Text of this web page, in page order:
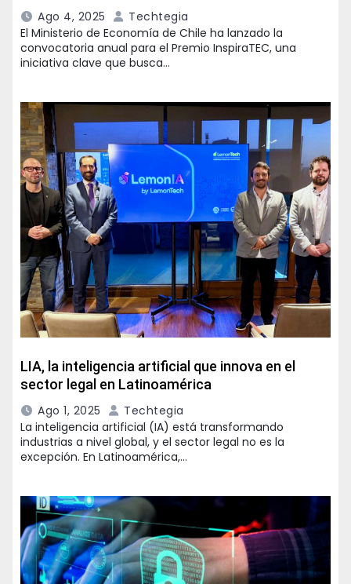
Ago 4, 2025
Techtegia
El Ministerio de Economía de Chile ha lanzado la
convocatoria anual para el Premio InspiraTEC, una
iniciativa clave que busca…
LIA, la inteligencia artificial que innova en el
sector legal en Latinoamérica
Ago 1, 2025
Techtegia
La inteligencia artificial (IA) está transformando
industrias a nivel global, y el sector legal no es la
excepción. En Latinoamérica,…